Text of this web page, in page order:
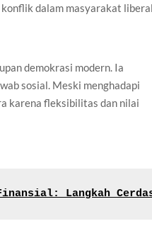
dalam masyarakat
demokrasi modern. Ia
sosial. Meski menghadapi
karena fleksibilitas dan nilai
Langkah Cerdas